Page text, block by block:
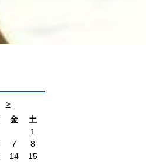
>
金
土
1
7
8
14
15